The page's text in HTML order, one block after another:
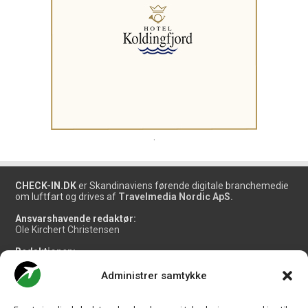
Administrer samtykke
CHECK-IN.DK er Skandinaviens førende digitale branchemedie
om luftfart og drives af Travelmedia Nordic ApS.
Ansvarshavende redaktør:
Ole Kirchert Christensen
Redaktionen:
Christian Granhøj Skouboe
Henrik Baumgarten
Danny Longhi Andreasen